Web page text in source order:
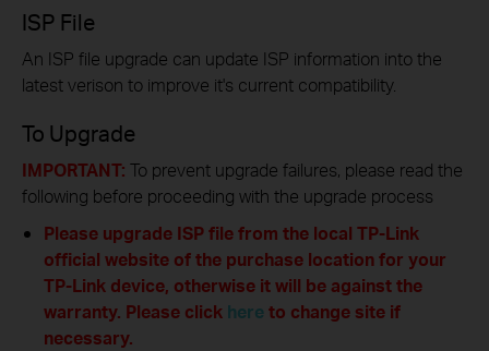
ISP File
An ISP file upgrade can update ISP information into the
latest verison to improve it's current compatibility.
To Upgrade
IMPORTANT: To prevent upgrade failures, please read the
following before proceeding with the upgrade process
Please upgrade ISP file from the local TP-Link
official website of the purchase location for your
TP-Link device, otherwise it will be against the
warranty. Please click hereto change site if
necessary.